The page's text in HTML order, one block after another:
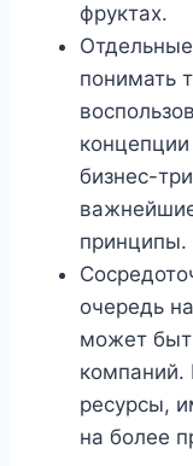
фруктах.
понимать
бизнес-
принципы.
очередь
может
компаний.
ресурсы,
на более